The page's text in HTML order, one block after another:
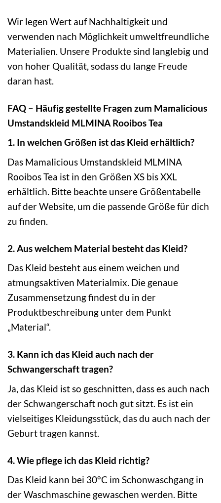
Wir legen Wert auf Nachhaltigkeit und
verwenden nach Möglichkeit umweltfreundliche
Materialien. Unsere Produkte sind langlebig und
von hoher Qualität, sodass du lange Freude
daran hast.
FAQ – Häufig gestellte Fragen zum Mamalicious
Umstandskleid MLMINA Rooibos Tea
1. In welchen Größen ist das Kleid erhältlich?
Das Mamalicious Umstandskleid MLMINA
Rooibos Tea ist in den Größen XS bis XXL
erhältlich. Bitte beachte unsere Größentabelle
auf der Website, um die passende Größe für dich
zu finden.
2. Aus welchem Material besteht das Kleid?
Das Kleid besteht aus einem weichen und
atmungsaktiven Materialmix. Die genaue
Zusammensetzung findest du in der
Produktbeschreibung unter dem Punkt
„Material“.
3. Kann ich das Kleid auch nach der
Schwangerschaft tragen?
Ja, das Kleid ist so geschnitten, dass es auch nach
der Schwangerschaft noch gut sitzt. Es ist ein
vielseitiges Kleidungsstück, das du auch nach der
Geburt tragen kannst.
4. Wie pflege ich das Kleid richtig?
Das Kleid kann bei 30°C im Schonwaschgang in
der Waschmaschine gewaschen werden. Bitte